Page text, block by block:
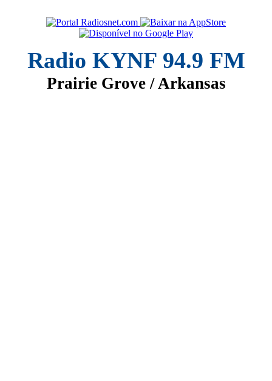
Radio KYNF 94.9 FM
Prairie Grove / Arkansas